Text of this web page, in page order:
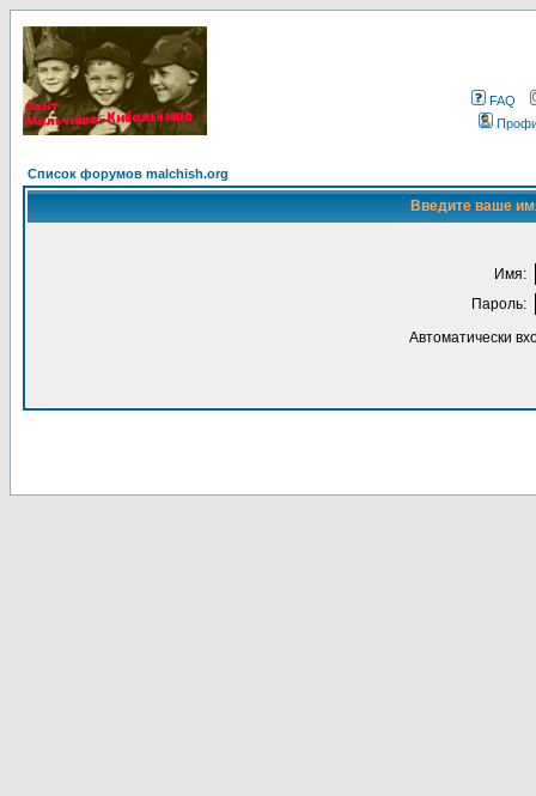
FAQ
Список форумов malchish.org
Введите ваше
Имя:
Пароль:
Автоматически